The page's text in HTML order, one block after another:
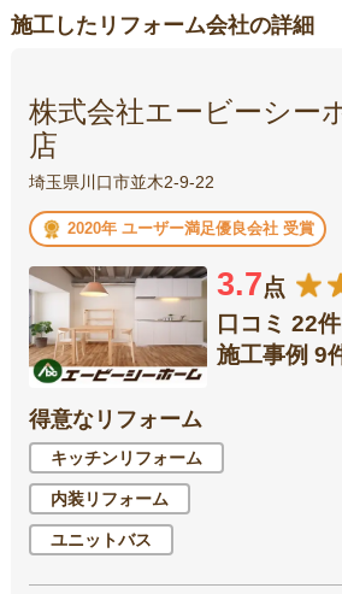
施工したリフォーム会社の詳細
株式会社エービーシー
店
埼玉県川口市並木2-9-22
2020年 ユーザー満足優良会社 受賞
3.7点
口コミ 22件
施工事例 9
得意なリフォーム
キッチンリフォーム
内装リフォーム
ユニットバス